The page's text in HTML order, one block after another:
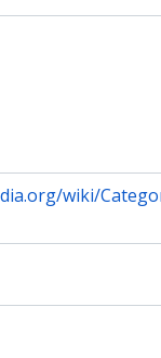
wiki/